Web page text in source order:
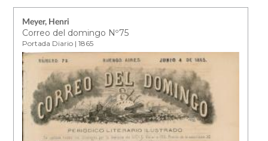
Meyer, Henri
Correo del domingo Nº75
Portada Diario | 1865